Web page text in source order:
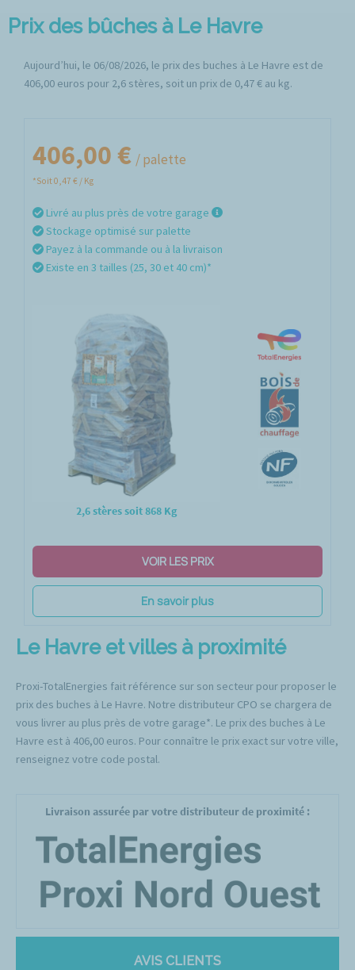
Prix des bûches à Le Havre
Aujourd’hui, le 06/08/2026, le prix des buches à Le Havre est de
406,00 euros pour 2,6 stères, soit un prix de 0,47 € au kg.
2,6 stères soit 868 Kg
406,00 € / palette
*Soit 0,47 € / Kg
Livré au plus près de votre garage
Stockage optimisé sur palette
Payez à la commande ou à la livraison
Existe en 3 tailles (25, 30 et 40 cm)*
VOIR LES PRIX
En savoir plus
Le Havre et villes à proximité
Proxi-TotalEnergies fait référence sur son secteur pour proposer le
prix des buches à Le Havre. Notre distributeur CPO se chargera de
vous livrer au plus près de votre garage*. Le prix des buches à Le
Havre est à 406,00 euros. Pour connaître le prix exact sur votre ville,
renseignez votre code postal.
Livraison assurée par votre distributeur de proximité :
AVIS CLIENTS